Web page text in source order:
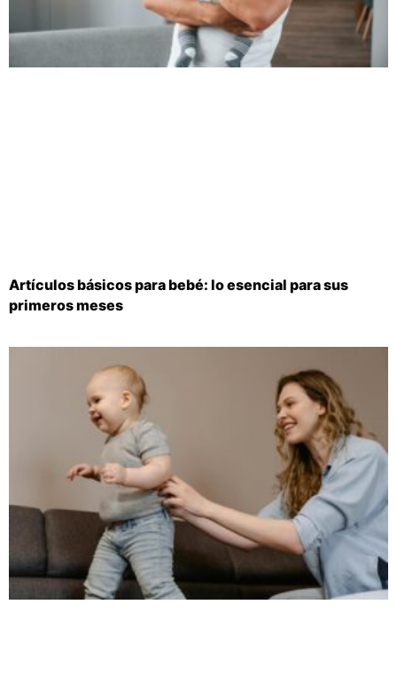
Artículos básicos para bebé: lo esencial para sus
primeros meses